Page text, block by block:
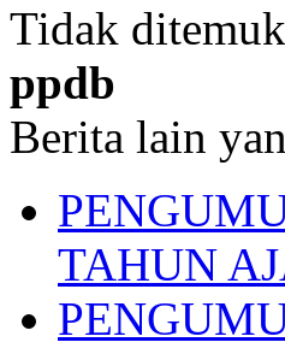
Tidak
ppdb
Berita lain
TAHUN